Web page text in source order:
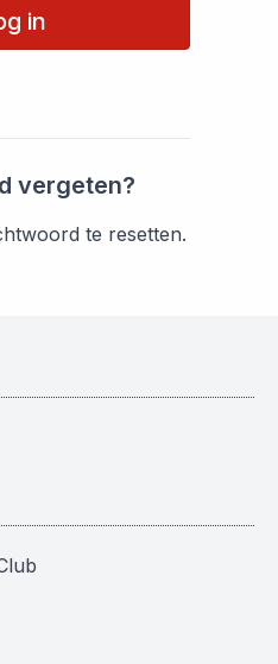
in
vergeten?
te resetten.